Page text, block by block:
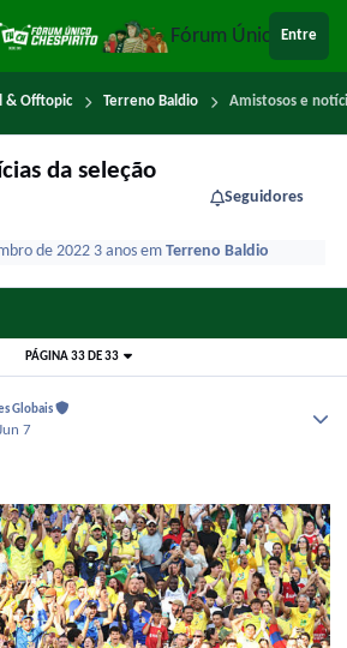
Fórum ÚnicoEntre
& Offtopic Terreno Baldio Amistosos e
da seleção
Seguidores
de 2022 3 anosemTerreno Baldio
PÁGINA 33 DE 33
Globais
7